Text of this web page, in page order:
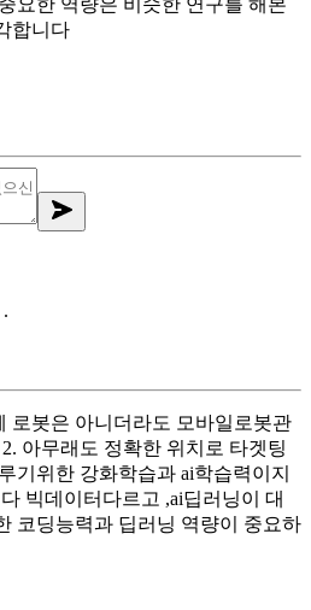
합니다
∙
로봇은 아니더라도 모바일로봇관
아무래도 정확한 위치로 타겟팅
기위한 강화학습과 ai학습력이지
빅데이터다르고 ,ai딥러닝이 대
코딩능력과 딥러닝 역량이 중요하